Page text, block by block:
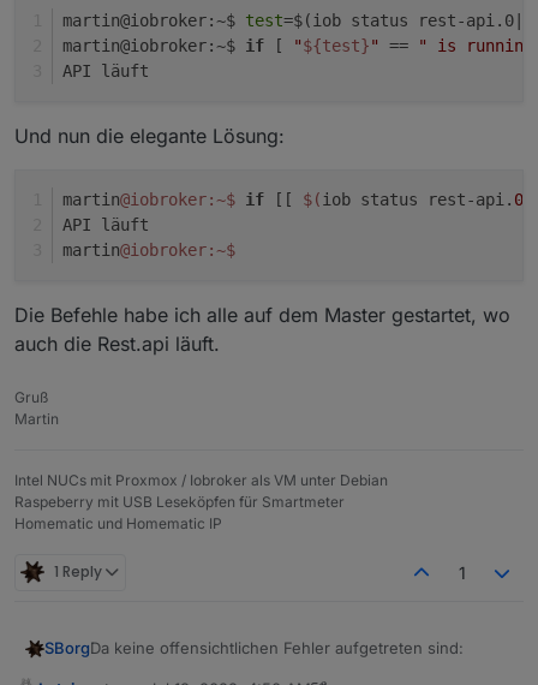
martin@iobroker:~$ test=$(iob status rest-api.0|
martin@iobroker:~$ if [ "${test}" ==
" is
API läuft
Und nun die elegante Lösung:
martin@iobroker:~$ if [[ $( iob status rest-api. 0
API läuft
martin@iobroker:~$
Die Befehle habe ich alle auf dem Master gestartet, wo
auch die Rest.api läuft.
Gruß
Martin
Intel NUCs mit Proxmox / Iobroker als VM unter Debian
Raspeberry mit USB Leseköpfen für Smartmeter
Homematic und Homematic IP
1 Reply 1
SBorgDa keine offensichtlichen Fehler aufgetreten sind: